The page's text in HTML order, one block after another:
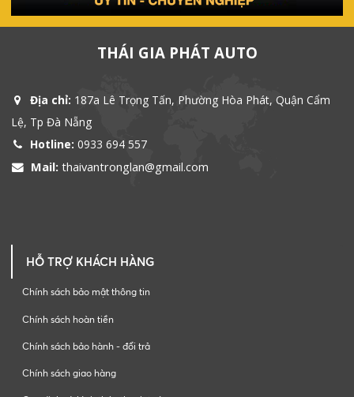
THÁI GIA PHÁT AUTO
Địa chỉ: 187a Lê Trọng Tấn, Phường Hòa Phát, Quận Cẩm
Lệ, Tp Đà Nẵng
Hotline: 0933 694 557
Mail: thaivantronglan@gmail.com
HỖ TRỢ KHÁCH HÀNG
Chính sách bảo mật thông tin
Chính sách hoàn tiền
Chính sách bảo hành - đổi trả
Chính sách giao hàng